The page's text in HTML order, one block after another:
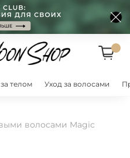
телом Уход за волосами
волосами Magic